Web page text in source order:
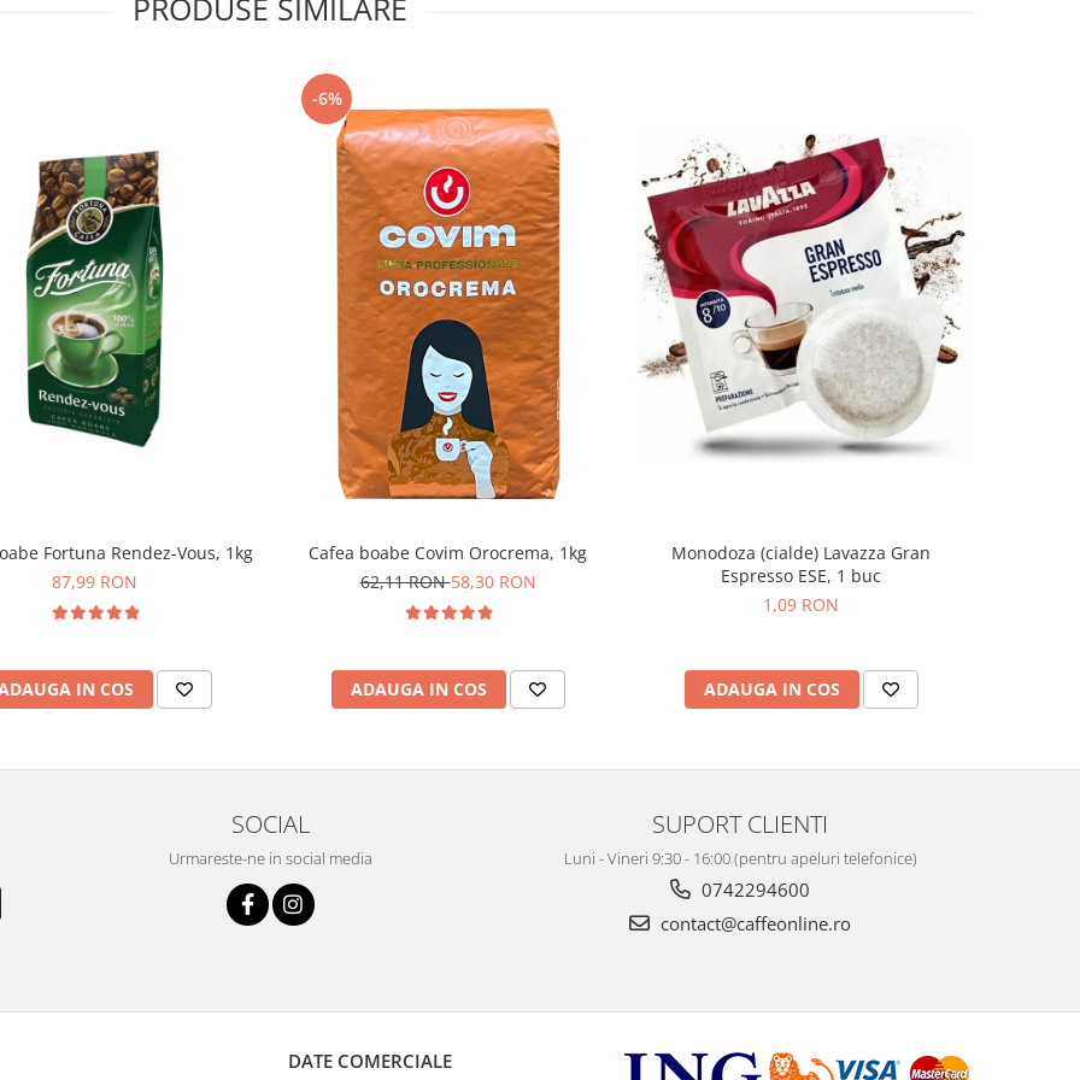
PRODUSE SIMILARE
Fortuna Rendez-Vous, 1kg
87,99 RON
IN COS
-6%
Cafea boabe Covim Orocrema, 1kg
62,11 RON58,30 RON
ADAUGA IN COS
Monodoza (cialde) Lavazza Gran
Espresso ESE, 1 buc
1,09 RON
ADAUGA IN COS
SOCIAL
Urmareste-ne in social media
SUPORT CLIENTI
Luni - Vineri 9:30 - 16:00 (pentru apeluri telefonice)
0742294600
contact@caffeonline.ro
DATE COMERCIALE